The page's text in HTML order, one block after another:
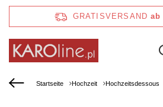
GRATISVERSAND ab
Startseite Hochzeit Hochzeitsdessous